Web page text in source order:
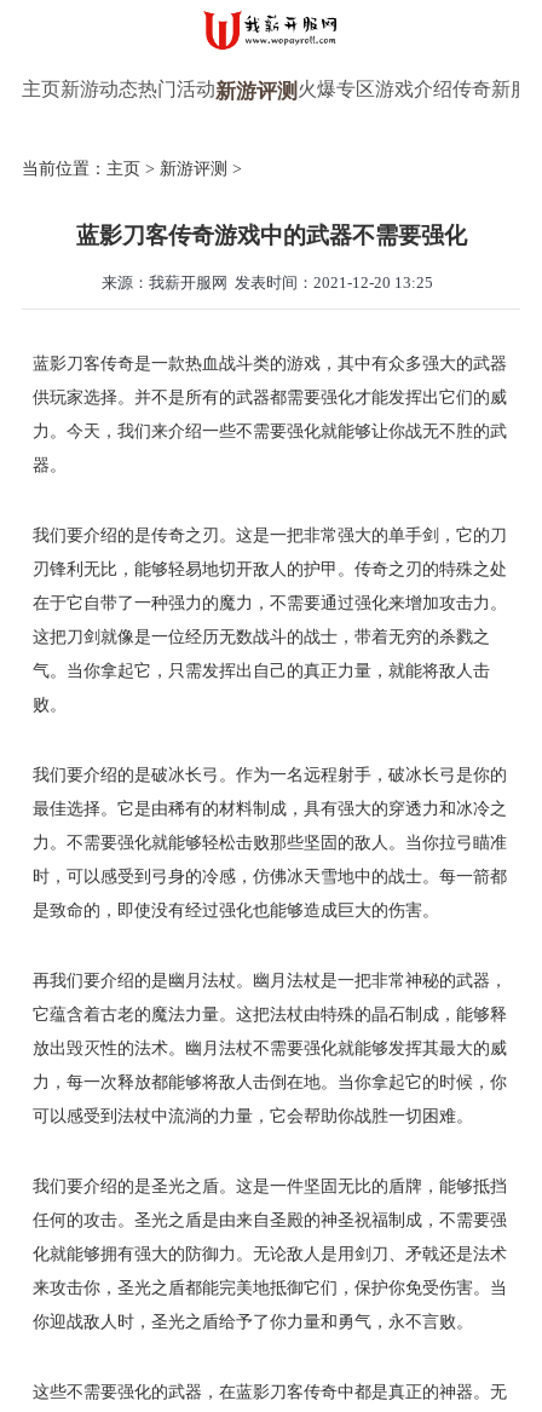
主页新游动态热门活动新游评测 火爆专区游戏介绍传奇新服
当前位置： 主页> 新游评测 >
蓝影刀客传奇游戏中的武器不需要强化
来源：我薪开服网 发表时间：2021-12-20 13:25
蓝影刀客传奇是一款热血战斗类的游戏，其中有众多强大的武器
供玩家选择。并不是所有的武器都需要强化才能发挥出它们的威
力。今天，我们来介绍一些不需要强化就能够让你战无不胜的武
器。
我们要介绍的是传奇之刃。这是一把非常强大的单手剑，它的刀
刃锋利无比，能够轻易地切开敌人的护甲。传奇之刃的特殊之处
在于它自带了一种强力的魔力，不需要通过强化来增加攻击力。
这把刀剑就像是一位经历无数战斗的战士，带着无穷的杀戮之
气。当你拿起它，只需发挥出自己的真正力量，就能将敌人击
败。
我们要介绍的是破冰长弓。作为一名远程射手，破冰长弓是你的
最佳选择。它是由稀有的材料制成，具有强大的穿透力和冰冷之
力。不需要强化就能够轻松击败那些坚固的敌人。当你拉弓瞄准
时，可以感受到弓身的冷感，仿佛冰天雪地中的战士。每一箭都
是致命的，即使没有经过强化也能够造成巨大的伤害。
再我们要介绍的是幽月法杖。幽月法杖是一把非常神秘的武器，
它蕴含着古老的魔法力量。这把法杖由特殊的晶石制成，能够释
放出毁灭性的法术。幽月法杖不需要强化就能够发挥其最大的威
力，每一次释放都能够将敌人击倒在地。当你拿起它的时候，你
可以感受到法杖中流淌的力量，它会帮助你战胜一切困难。
我们要介绍的是圣光之盾。这是一件坚固无比的盾牌，能够抵挡
任何的攻击。圣光之盾是由来自圣殿的神圣祝福制成，不需要强
化就能够拥有强大的防御力。无论敌人是用剑刀、矛戟还是法术
来攻击你，圣光之盾都能完美地抵御它们，保护你免受伤害。当
你迎战敌人时，圣光之盾给予了你力量和勇气，永不言败。
这些不需要强化的武器，在蓝影刀客传奇中都是真正的神器。无